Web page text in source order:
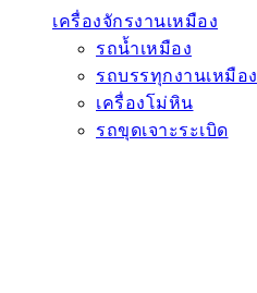
เครื่องจักรงานเหมือง
รถน้ำเหมือง
รถบรรทุกงานเหมือง
เครื่องโม่หิน
รถขุดเจาะระเบิด